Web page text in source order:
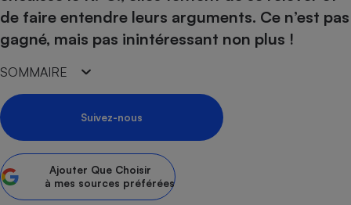
de faire entendre leurs arguments. Ce n’est pas
gagné, mais pas inintéressant non plus !
SOMMAIRE
Suivez-nous
Ajouter Que Choisir
à mes sources préférées
Sécurité - Hygiène
Assurance
Banque - Crédit
Circulation routière
Contrôle technique -
Moto
Supermarché - Drive
Comparatif plaque à
Comparatif hotte
Comparatif barre de son
Comparatif imprimante
Crédit immobilier
Comparatif poêle à
Comparatif radiateur
Choisir son fioul
Choisir son pellet
Tous les comparateurs